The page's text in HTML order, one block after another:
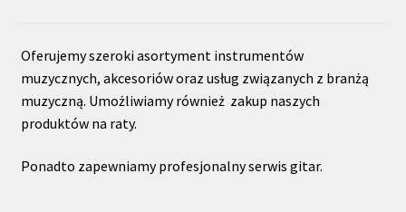
Oferujemy szeroki asortyment instrumentów
muzycznych, akcesoriów oraz usług związanych z branżą
muzyczną. Umożliwiamy również zakup naszych
produktów na raty.
Ponadto zapewniamy profesjonalny serwis gitar.